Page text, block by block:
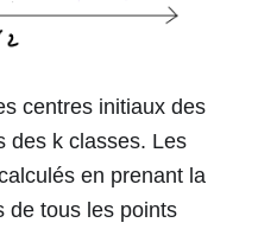
centres initiaux des
des k classes. Les
en prenant la
de tous les points